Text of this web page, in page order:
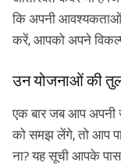
कि अपनी आवश्यकताओं
करें, आपको अपने
उन योजनाओं की
एक बार जब आप अपनी
को समझ लेंगे, तो आप
ना? यह सूची आपके पास